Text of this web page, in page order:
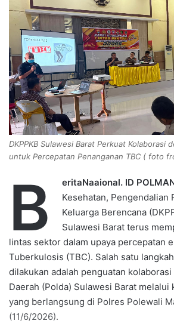
n
e
m
a
i
DKPPKB Sulawesi Barat Perkuat Kolaborasi
untuk Percepatan Penanganan TBC ( foto
B eritaNaaional. ID
Kesehatan, Pengendalian
Keluarga Berencana
Sulawesi Barat terus
lintas sektor dalam upaya percepatan
Tuberkulosis (TBC). Salah satu
dilakukan adalah penguatan
Daerah (Polda) Sulawesi Barat melalui
yang berlangsung di Polres Polewali
(11/6/2026).